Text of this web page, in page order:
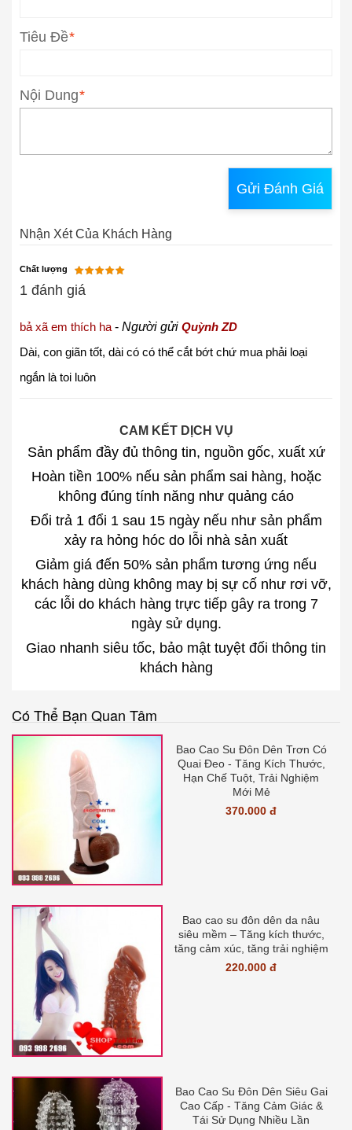
*
Tiêu Đề
*
Nội Dung
Gửi Đánh Giá
Nhận Xét Của Khách Hàng
Chất lượng
1 đánh giá
bả xã em thích ha - Người gửi Quỳnh ZD
Dài, con giãn tốt, dài có có thể cắt bớt chứ mua phải loại
ngắn là toi luôn
CAM KẾT DỊCH VỤ
Sản phẩm đầy đủ thông tin, nguồn gốc, xuất xứ
Hoàn tiền 100% nếu sản phẩm sai hàng, hoặc
không đúng tính năng như quảng cáo
Đổi trả 1 đổi 1 sau 15 ngày nếu như sản phẩm
xảy ra hỏng hóc do lỗi nhà sản xuất
Giảm giá đến 50% sản phẩm tương ứng nếu
khách hàng dùng không may bị sự cố như rơi vỡ,
các lỗi do khách hàng trực tiếp gây ra trong 7
ngày sử dụng.
Giao nhanh siêu tốc, bảo mật tuyệt đối thông tin
khách hàng
Có Thể Bạn Quan Tâm
Bao Cao Su Đôn Dên Trơn Có
Quai Đeo - Tăng Kích Thước,
Hạn Chế Tuột, Trải Nghiệm
Mới Mẻ
370.000 đ
Bao cao su đôn dên da nâu
siêu mềm – Tăng kích thước,
tăng cảm xúc, tăng trải nghiệm
220.000 đ
Bao Cao Su Đôn Dên Siêu Gai
Cao Cấp - Tăng Cảm Giác &
Tái Sử Dụng Nhiều Lần